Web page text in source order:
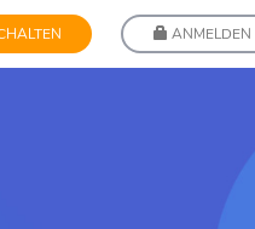
ANMELDEN